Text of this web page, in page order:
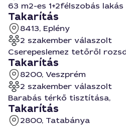
63 m2-es 1+2félszobás
Takarítás
8413, Eplény
2 szakember válaszolt
Cserepeslemez tetőről
Takarítás
8200, Veszprém
2 szakember válaszolt
Barabás térkő tisztítása,
Takarítás
2800, Tatabánya